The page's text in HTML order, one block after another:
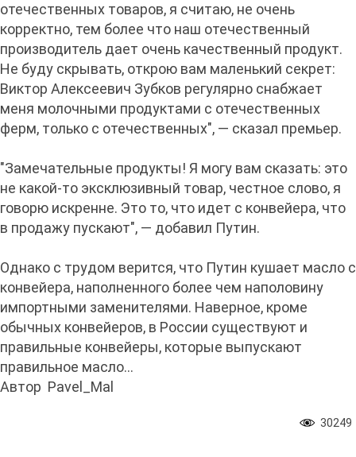
отечественных товаров, я считаю, не очень
корректно, тем более что наш отечественный
производитель дает очень качественный продукт.
Не буду скрывать, открою вам маленький секрет:
Виктор Алексеевич Зубков регулярно снабжает
меня молочными продуктами с отечественных
ферм, только с отечественных", — сказал премьер.
"Замечательные продукты! Я могу вам сказать: это
не какой-то эксклюзивный товар, честное слово, я
говорю искренне. Это то, что идет с конвейера, что
в продажу пускают", — добавил Путин.
Однако с трудом верится, что Путин кушает масло с
конвейера, наполненного более чем наполовину
импортными заменителями. Наверное, кроме
обычных конвейеров, в России существуют и
правильные конвейеры, которые выпускают
правильное масло…
Автор Pavel_Mal
30249